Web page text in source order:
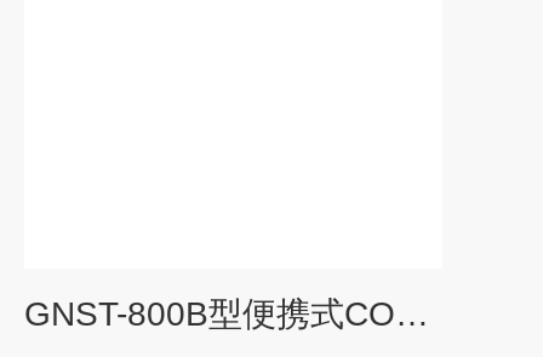
GNST-800B型便携式COD氨氮总磷总氮多参数水质测定仪